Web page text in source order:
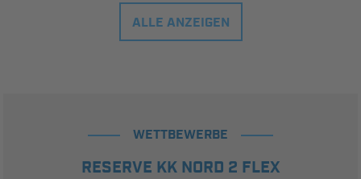
ALLE ANZEIGEN
WETTBEWERBE
RESERVE KK NORD 2 FLEX